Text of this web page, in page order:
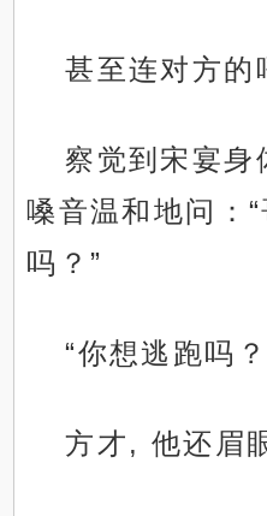
甚至连对方的
察觉到宋宴身
嗓音温和地问：
吗？”
“你想逃跑吗？
方才, 他还眉